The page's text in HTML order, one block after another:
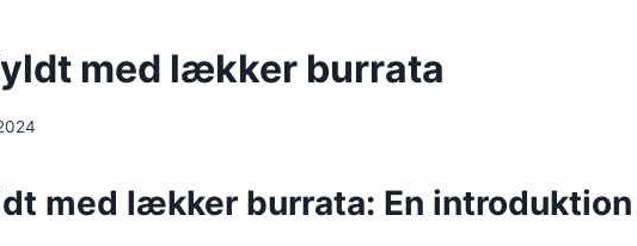
med lækker burrata
med lækker burrata: En introduktion